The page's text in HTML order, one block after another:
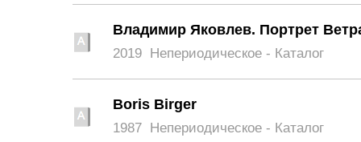
Владимир Яковлев. Портрет
2019 Непериодическое - Каталог
Boris Birger
1987 Непериодическое - Каталог